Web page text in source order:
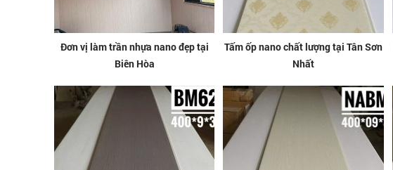
Đơn vị làm trần nhựa nano đẹp tại
Biên Hòa
Tấm ốp nano chất lượng tại Tân Sơn
Nhất